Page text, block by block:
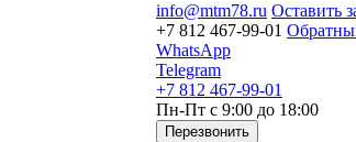
info@mtm78.ru Оставить
+7 812 467-99-01
WhatsApp
Telegram
+7 812 467-99-01
Пн-Пт с 9:00 до 18:00
Перезвонить